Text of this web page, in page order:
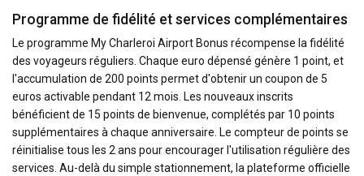
Programme de fidélité et services complémentaires
Le programme My Charleroi Airport Bonus récompense la fidélité
des voyageurs réguliers. Chaque euro dépensé génère 1 point, et
l'accumulation de 200 points permet d'obtenir un coupon de 5
euros activable pendant 12 mois. Les nouveaux inscrits
bénéficient de 15 points de bienvenue, complétés par 10 points
supplémentaires à chaque anniversaire. Le compteur de points se
réinitialise tous les 2 ans pour encourager l'utilisation régulière des
services. Au-delà du simple stationnement, la plateforme officielle